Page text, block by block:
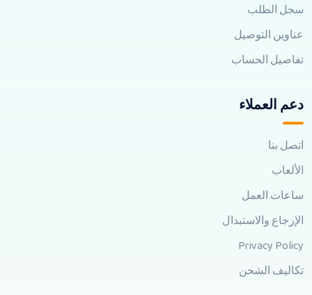
سجل الطلب
عناوين التوصيل
تفاصيل الحساب
دعم العملاء
اتصل بنا
الألعاب
ساعات العمل
الإرجاع والاستبدال
Privacy Policy
تكاليف الشحن